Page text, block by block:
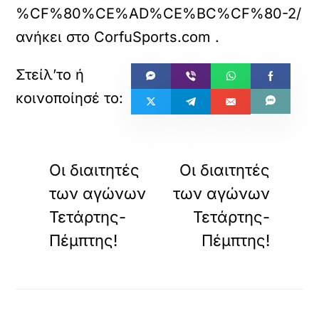
%CF%80%CE%AD%CE%BC%CF%80-2/
ανήκει στο CorfuSports.com .
Οι διαιτητές
των αγώνων
Τετάρτης-
Πέμπτης!
Οι διαιτητές
των αγώνων
Τετάρτης-
Πέμπτης!